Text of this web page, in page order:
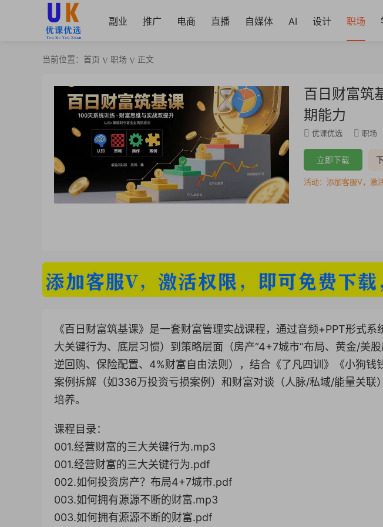
副业 推广 电商 直播 自媒体 AI 设计 职场
当前位置： 首页 职场 正文
百日财富筑
期能力
优课优选 职场
立即下载
活动：添加客服V，激
《百日财富筑基课》是一套财富管理实战课程，通过音频+PPT形式
大关键行为、底层习惯）到策略层面（房产“4+7城市”布局、黄金/美
逆回购、保险配置、4%财富自由法则），结合《了凡四训》《小狗钱
案例拆解（如336万投资亏损案例）和财富对谈（人脉/私域/能量关联
培养。
课程目录：
001.经营财富的三大关键行为.mp3
001.经营财富的三大关键行为.pdf
002.如何投资房产？布局4+7城市.pdf
003.如何拥有源源不断的财富.mp3
003.如何拥有源源不断的财富.pdf